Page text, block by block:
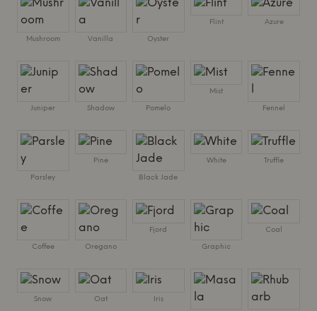
Mushroom Vanilla Oyster
Flint Azure
Juniper Shadow Pomelo
Mist
Fennel
Parsley
Pine
Black Jade
White Truffle
Coffee Oregano
Fjord
Graphic
Coal
Snow Oat Iris